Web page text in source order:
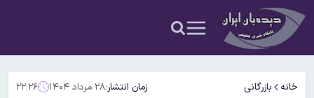
خانه بازرگانی زمان انتشار:۲۸ مرداد ۱۴۰۴ ۲۲:۲۶